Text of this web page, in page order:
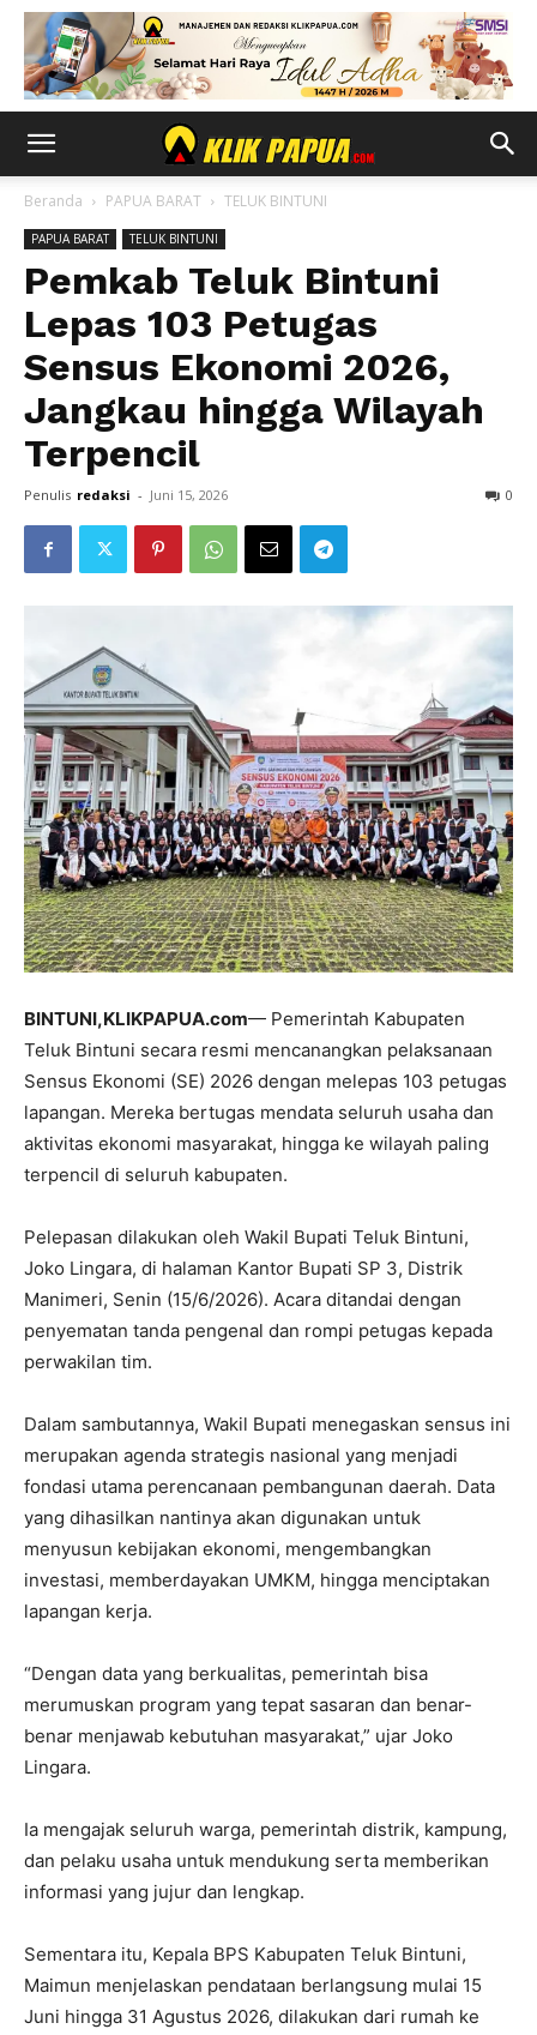
Beranda PAPUA BARAT TELUK BINTUNI
PAPUA BARAT TELUK BINTUNI
Pemkab Teluk Bintuni
Lepas 103 Petugas
Sensus Ekonomi 2026,
Jangkau hingga Wilayah
Terpencil
Penulis redaksi - Juni 15, 2026 0
BINTUNI,KLIKPAPUA.com— Pemerintah Kabupaten
Teluk Bintuni secara resmi mencanangkan pelaksanaan
Sensus Ekonomi (SE) 2026 dengan melepas 103 petugas
lapangan. Mereka bertugas mendata seluruh usaha dan
aktivitas ekonomi masyarakat, hingga ke wilayah paling
terpencil di seluruh kabupaten.
Pelepasan dilakukan oleh Wakil Bupati Teluk Bintuni,
Joko Lingara, di halaman Kantor Bupati SP 3, Distrik
Manimeri, Senin (15/6/2026). Acara ditandai dengan
penyematan tanda pengenal dan rompi petugas kepada
perwakilan tim.
Dalam sambutannya, Wakil Bupati menegaskan sensus ini
merupakan agenda strategis nasional yang menjadi
fondasi utama perencanaan pembangunan daerah. Data
yang dihasilkan nantinya akan digunakan untuk
menyusun kebijakan ekonomi, mengembangkan
investasi, memberdayakan UMKM, hingga menciptakan
lapangan kerja.
“Dengan data yang berkualitas, pemerintah bisa
merumuskan program yang tepat sasaran dan benar-
benar menjawab kebutuhan masyarakat,” ujar Joko
Lingara.
Ia mengajak seluruh warga, pemerintah distrik, kampung,
dan pelaku usaha untuk mendukung serta memberikan
informasi yang jujur dan lengkap.
Sementara itu, Kepala BPS Kabupaten Teluk Bintuni,
Maimun menjelaskan pendataan berlangsung mulai 15
Juni hingga 31 Agustus 2026, dilakukan dari rumah ke